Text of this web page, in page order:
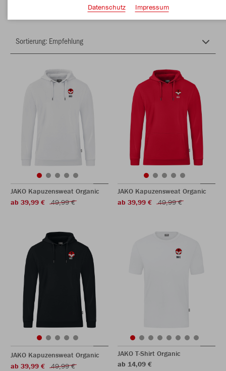
Farbe
JAKO Kapuzensweat Organic
ab 39,99 €
49,99 €
JAKO Kapuzensweat Organic
ab 39,99 €
49,99 €
JAKO Kapuzensweat Organic
ab 39,99 €
49,99 €
JAKO T-Shirt Organic
ab 14,09 €
Datenschutz
Impressum